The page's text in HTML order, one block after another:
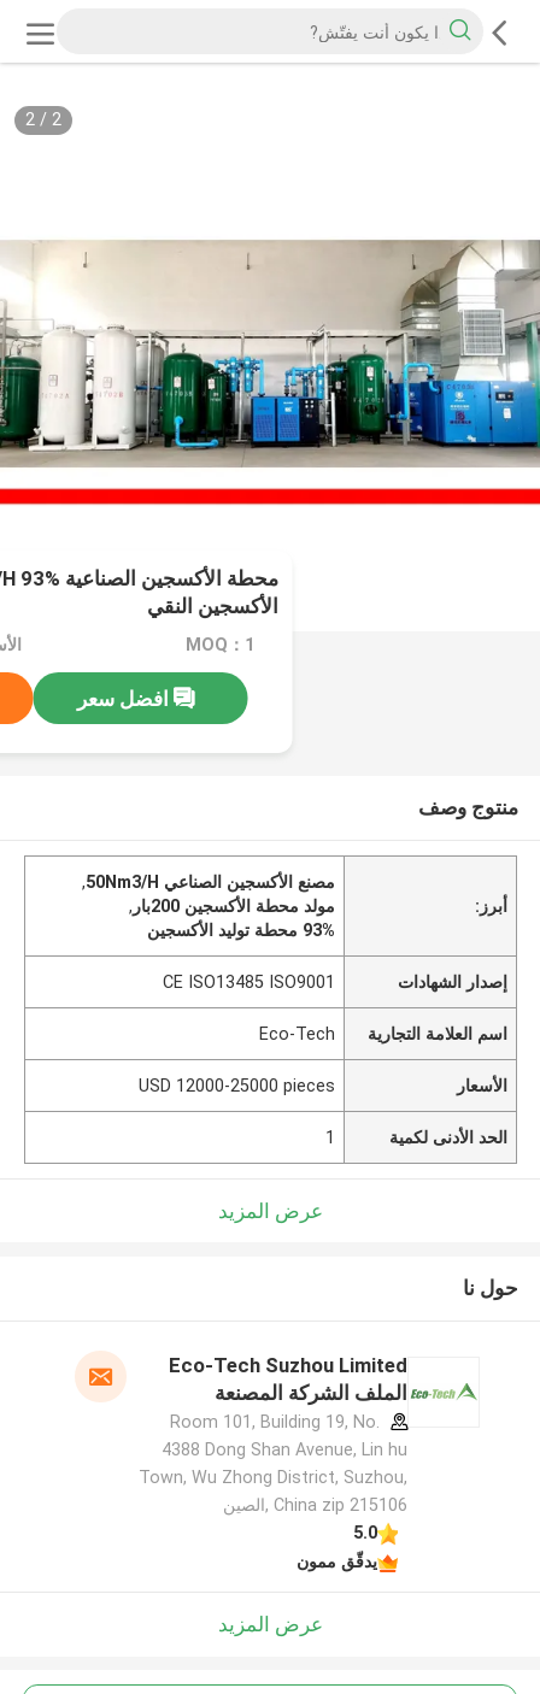
2
/
2
الأكسجين النقي
MOQ：1
افضل سعر
منتوج وصف
أبرز:
مصنع الأكسجين الصناعي 50Nm3/H
,
مولد محطة الأكسجين 200بار
,
93% محطة توليد الأكسجين
إصدار الشهادات CE ISO13485 ISO9001
اسم العلامة التجارية Eco-Tech
الأسعار USD 12000-25000 pieces
الحد الأدنى لكمية 1
عرض المزيد
حول نا
Eco-Tech Suzhou Limited
الملف الشركة المصنعة
Room 101, Building 19, No.
4388 Dong Shan Avenue, Lin hu
Town, Wu Zhong District, Suzhou,
China zip 215106 ,الصين
5.0
يدقّق ممون
عرض المزيد